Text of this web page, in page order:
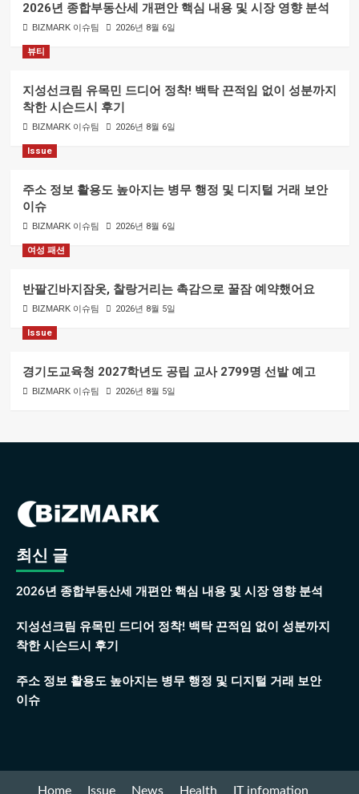
2026년 종합부동산세 개편안 핵심 내용 및 시장 영향 분석
BIZMARK 이슈팀 2026년 8월 6일
뷰티
지성선크림 유목민 드디어 정착! 백탁 끈적임 없이 성분까지
착한 시슨드시 후기
BIZMARK 이슈팀 2026년 8월 6일
Issue
주소 정보 활용도 높아지는 병무 행정 및 디지털 거래 보안
이슈
BIZMARK 이슈팀 2026년 8월 6일
여성 패션
반팔긴바지잠옷, 찰랑거리는 촉감으로 꿀잠 예약했어요
BIZMARK 이슈팀 2026년 8월 5일
Issue
경기도교육청 2027학년도 공립 교사 2799명 선발 예고
BIZMARK 이슈팀 2026년 8월 5일
최신 글
2026년 종합부동산세 개편안 핵심 내용 및 시장 영향 분석
지성선크림 유목민 드디어 정착! 백탁 끈적임 없이 성분까지
착한 시슨드시 후기
주소 정보 활용도 높아지는 병무 행정 및 디지털 거래 보안
이슈
Home Issue News Health IT infomation